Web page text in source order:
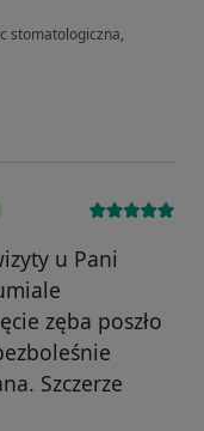
stomatologiczna,
u Pani
zęba poszło
Szczerze